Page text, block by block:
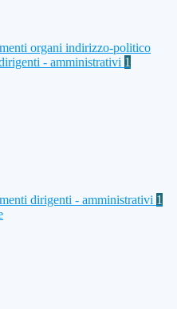
organi indirizzo-politico
- amministrativi 1
dirigenti - amministrativi 1